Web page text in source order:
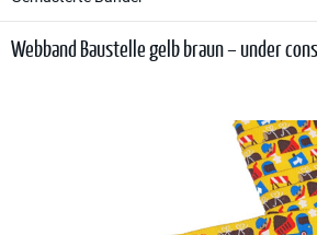
Webband Baustelle gelb braun – under